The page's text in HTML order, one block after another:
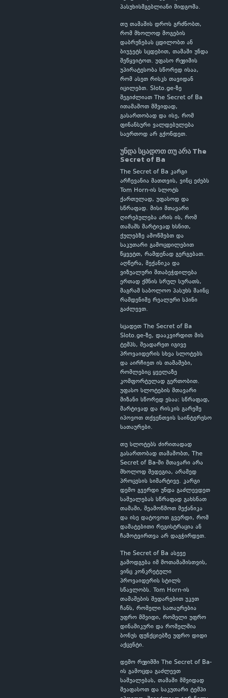
პასუხისმგებლიანი მიდგომა.
თუ თამაშის დროს გრძნობთ,
რომ მხოლოდ მოგების
დაბრუნებას ცდილობთ ან
ბიუჯეტს სცდებით, თამაში უნდა
შეწყვიტოთ. უფასო რეჟიმის
უპირატესობა სწორედ ისაა,
რომ ასეთ რისკს თავიდან
იცილებთ. Sloto.ge-ზე
შეგიძლიათ The Secret of Ba
ითამაშოთ მშვიდად,
გასართობად და ისე, რომ
ფინანსური ვალდებულება
საერთოდ არ გქონდეთ.
უნდა სცადოთ თუ არა The
Secret of Ba
The Secret of Ba კარგი
არჩევანია მათთვის, ვინც ეძებს
Tom Horn-ის სლოტს
ქართულად, უფასოდ და
სწრაფად. მისი მთავარი
ღირებულება არის ის, რომ
თამაშს მარტივად ხსნით,
ქულებზე ამოწმებთ და
საკუთარი გამოცდილებით
წყვეტთ, რამდენად გერგებათ.
აღწერა, მექანიკა და
ვიზუალური შთაბეჭდილება
ერთად ქმნის სრულ სურათს,
მაგრამ საბოლოო პასუხს მაინც
რამდენიმე რეალური სპინი
გაძლევთ.
სცადეთ The Secret of Ba
Sloto.ge-ზე, დააკვირდით მის
ტემპს, შეადარეთ იგივე
პროვაიდერის სხვა სლოტებს
და აირჩიეთ ის თამაშები,
რომლებიც ყველაზე
კომფორტულად გერთობით.
უფასო სლოტების მთავარი
მიზანი სწორედ ესაა: სწრაფად,
მარტივად და რისკის გარეშე
იპოვოთ თქვენთვის საინტერესო
სათაურები.
თუ სლოტებს ძირითადად
გასართობად თამაშობთ, The
Secret of Ba-ში მთავარი არა
მხოლოდ შედეგია, არამედ
პროცესის სიმარტივე. კარგი
დემო გვერდი უნდა გაძლევდეთ
საშუალებას სწრაფად გახსნათ
თამაში, შეამოწმოთ მექანიკა
და ისე დატოვოთ გვერდი, რომ
დამატებითი რეგისტრაცია ან
ჩამოტვირთვა არ დაგჭირდეთ.
The Secret of Ba ასევე
გამოდგება იმ მოთამაშისთვის,
ვინც კონკრეტული
პროვაიდერის სტილს
სწავლობს. Tom Horn-ის
თამაშების შედარებით უკეთ
ჩანს, რომელი სათაურებია
უფრო მშვიდი, რომელი უფრო
დინამიკური და რომელშია
ბონუს ფუნქციებზე უფრო დიდი
აქცენტი.
დემო რეჟიმში The Secret of Ba-
ის გამოცდა გაძლევთ
საშუალებას, თამაში მშვიდად
შეაფასოთ და საკუთარი ტემპი